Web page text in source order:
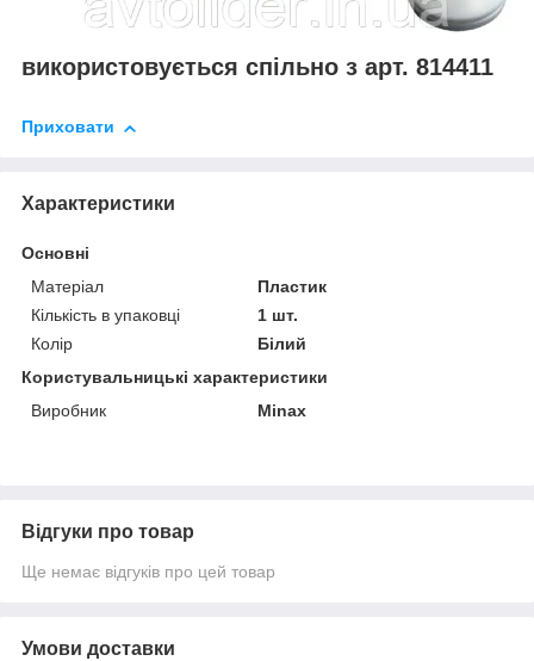
використовується спільно з арт. 814411
Приховати
Характеристики
Основні
Матеріал
Пластик
Кількість в упаковці
1 шт.
Колір
Білий
Користувальницькі характеристики
Виробник
Minax
Відгуки про товар
Ще немає відгуків про цей товар
Умови доставки